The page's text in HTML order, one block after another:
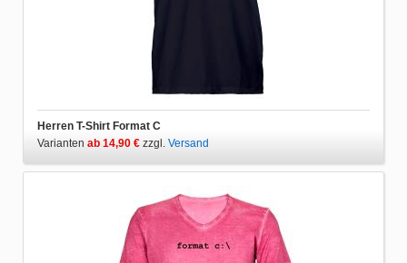
Herren T-Shirt Format C
Varianten ab 14,90 € zzgl. Versand